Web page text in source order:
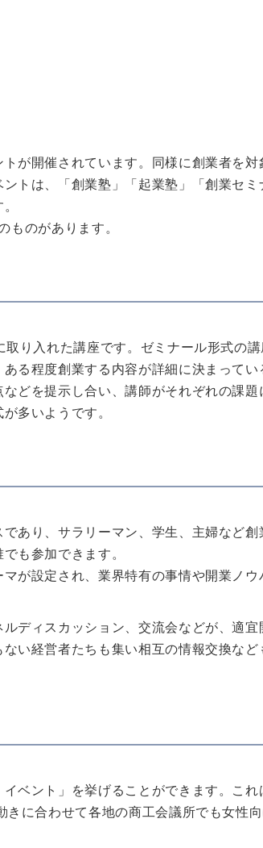
が開催されています。同様に創業者を対
トは、「創業塾」「起業塾」「創業セミ
ものがあります。
り入れた講座です。ゼミナール形式の
る程度創業する内容が詳細に決まってい
どを提示し合い、講師がそれぞれの課題
多いようです。
あり、サラリーマン、学生、主婦など創
も参加できます。
が設定され、業界特有の事情や開業ノウ
ディスカッション、交流会などが、適宜
い経営者たちも集い相互の情報交換など
ベント」を挙げることができます。これ
に合わせて各地の商工会議所でも女性